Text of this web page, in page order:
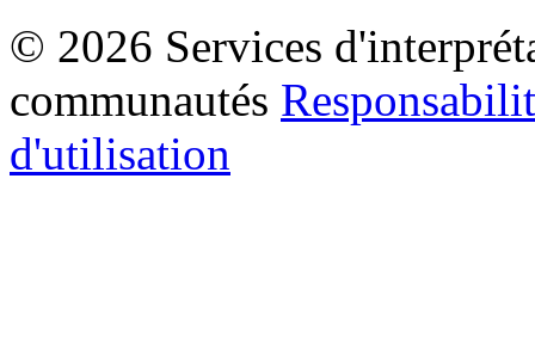
© 2026 Services
communautés
d'utilisation